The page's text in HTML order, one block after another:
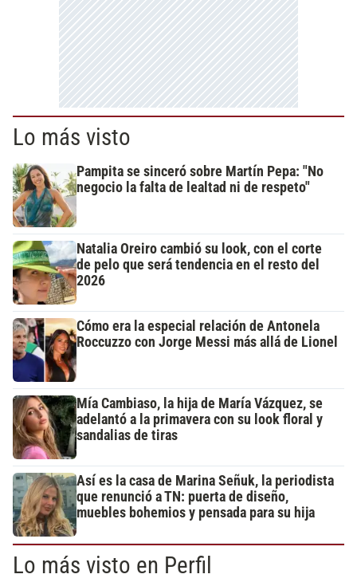
Lo más visto
Pampita se sinceró sobre Martín Pepa: "No
negocio la falta de lealtad ni de respeto"
Natalia Oreiro cambió su look, con el corte
de pelo que será tendencia en el resto del
2026
Cómo era la especial relación de Antonela
Roccuzzo con Jorge Messi más allá de Lionel
Mía Cambiaso, la hija de María Vázquez, se
adelantó a la primavera con su look floral y
sandalias de tiras
Así es la casa de Marina Señuk, la periodista
que renunció a TN: puerta de diseño,
muebles bohemios y pensada para su hija
Lo más visto en Perfil